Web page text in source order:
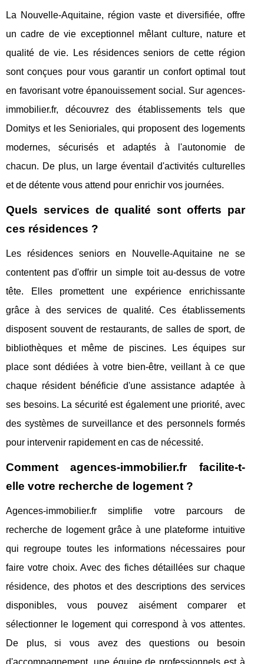
La Nouvelle-Aquitaine, région vaste et diversifiée, offre
un cadre de vie exceptionnel mêlant culture, nature et
qualité de vie. Les résidences seniors de cette région
sont conçues pour vous garantir un confort optimal tout
en favorisant votre épanouissement social. Sur agences-
immobilier.fr, découvrez des établissements tels que
Domitys et les Senioriales, qui proposent des logements
modernes, sécurisés et adaptés à l'autonomie de
chacun. De plus, un large éventail d'activités culturelles
et de détente vous attend pour enrichir vos journées.
Quels services de qualité sont offerts par
ces résidences ?
Les résidences seniors en Nouvelle-Aquitaine ne se
contentent pas d'offrir un simple toit au-dessus de votre
tête. Elles promettent une expérience enrichissante
grâce à des services de qualité. Ces établissements
disposent souvent de restaurants, de salles de sport, de
bibliothèques et même de piscines. Les équipes sur
place sont dédiées à votre bien-être, veillant à ce que
chaque résident bénéficie d'une assistance adaptée à
ses besoins. La sécurité est également une priorité, avec
des systèmes de surveillance et des personnels formés
pour intervenir rapidement en cas de nécessité.
Comment agences-immobilier.fr facilite-t-
elle votre recherche de logement ?
Agences-immobilier.fr simplifie votre parcours de
recherche de logement grâce à une plateforme intuitive
qui regroupe toutes les informations nécessaires pour
faire votre choix. Avec des fiches détaillées sur chaque
résidence, des photos et des descriptions des services
disponibles, vous pouvez aisément comparer et
sélectionner le logement qui correspond à vos attentes.
De plus, si vous avez des questions ou besoin